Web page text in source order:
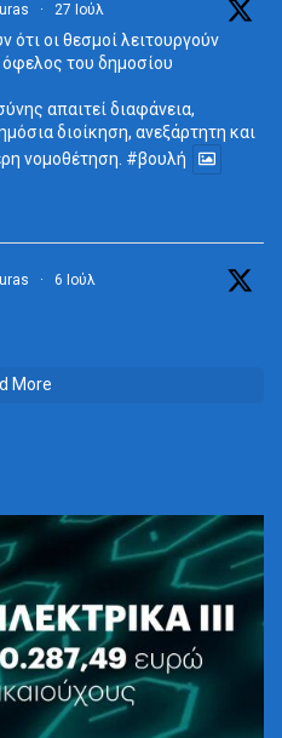
· 27 Ιούλ
ότι οι θεσμοί λειτουργούν
όφελος του δημοσίου
απαιτεί διαφάνεια,
διοίκηση, ανεξάρτητη και
νομοθέτηση. #βουλή
· 6 Ιούλ
More